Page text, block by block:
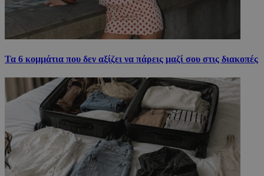
Τα 6 κομμάτια που δεν αξίζει να πάρεις μαζί σου στις διακοπές